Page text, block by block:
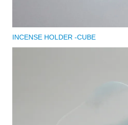
INCENSE HOLDER -CUBE